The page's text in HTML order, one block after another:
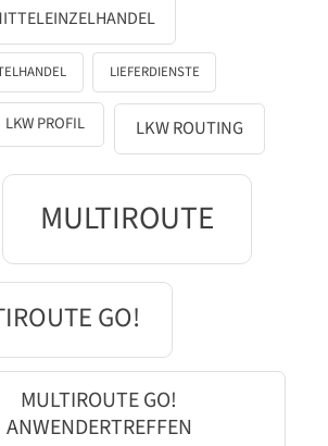
LIEFERDIENSTE
LKW PROFIL LKW ROUTING
MULTIROUTE
GO!
MULTIROUTE GO!
ANWENDERTREFFEN